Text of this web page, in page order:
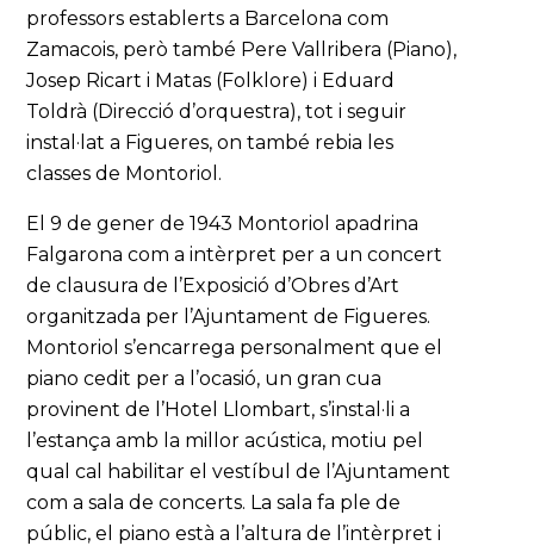
professors establerts a Barcelona com
Zamacois, però també Pere Vallribera (Piano),
Josep Ricart i Matas (Folklore) i Eduard
Toldrà (Direcció d’orquestra), tot i seguir
instal·lat a Figueres, on també rebia les
classes de Montoriol.
El 9 de gener de 1943 Montoriol apadrina
Falgarona com a intèrpret per a un concert
de clausura de l’Exposició d’Obres d’Art
organitzada per l’Ajuntament de Figueres.
Montoriol s’encarrega personalment que el
piano cedit per a l’ocasió, un gran cua
provinent de l’Hotel Llombart, s’instal·li a
l’estança amb la millor acústica, motiu pel
qual cal habilitar el vestíbul de l’Ajuntament
com a sala de concerts. La sala fa ple de
públic, el piano està a l’altura de l’intèrpret i